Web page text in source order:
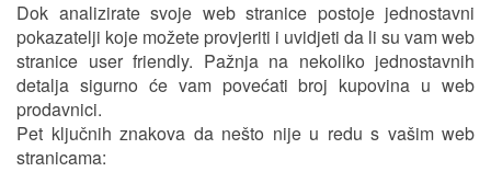
Dok analizirate svoje web stranice postoje jednostavni
pokazatelji koje možete provjeriti i uvidjeti da li su vam web
stranice user friendly. Pažnja na nekoliko jednostavnih
detalja sigurno će vam povećati broj kupovina u web
prodavnici.
Pet ključnih znakova da nešto nije u redu s vašim web
stranicama: